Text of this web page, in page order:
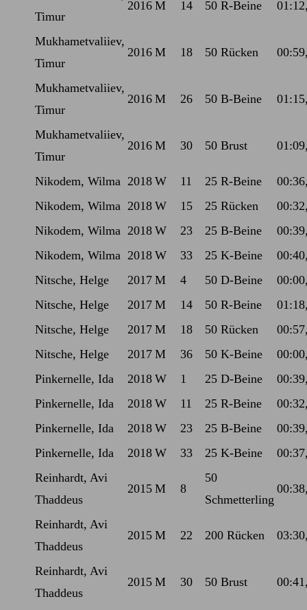
Timur
2016 M 14 50 R-Beine
Mukhametvaliiev,
Timur
2016 M 18 50 Rücken
Mukhametvaliiev,
Timur
2016 M 26 50 B-Beine
Mukhametvaliiev,
Timur
2016 M 30 50 Brust
Nikodem, Wilma 2018 W 11 25 R-Beine
Nikodem, Wilma 2018 W 15 25 Rücken
Nikodem, Wilma 2018 W 23 25 B-Beine
Nikodem, Wilma 2018 W 33 25 K-Beine
Nitsche, Helge
2017 M 4 50 D-Beine
Nitsche, Helge
2017 M 14 50 R-Beine
Nitsche, Helge
2017 M 18 50 Rücken
Nitsche, Helge
2017 M 36 50 K-Beine
Pinkernelle, Ida
2018 W 1 25 D-Beine
Pinkernelle, Ida
2018 W 11 25 R-Beine
Pinkernelle, Ida
2018 W 23 25 B-Beine
Pinkernelle, Ida
2018 W 33 25 K-Beine
Reinhardt, Avi
Thaddeus
2015 M 8
50
Schmetterling
Reinhardt, Avi
Thaddeus
2015 M 22 200 Rücken
Reinhardt, Avi
Thaddeus
2015 M 30 50 Brust